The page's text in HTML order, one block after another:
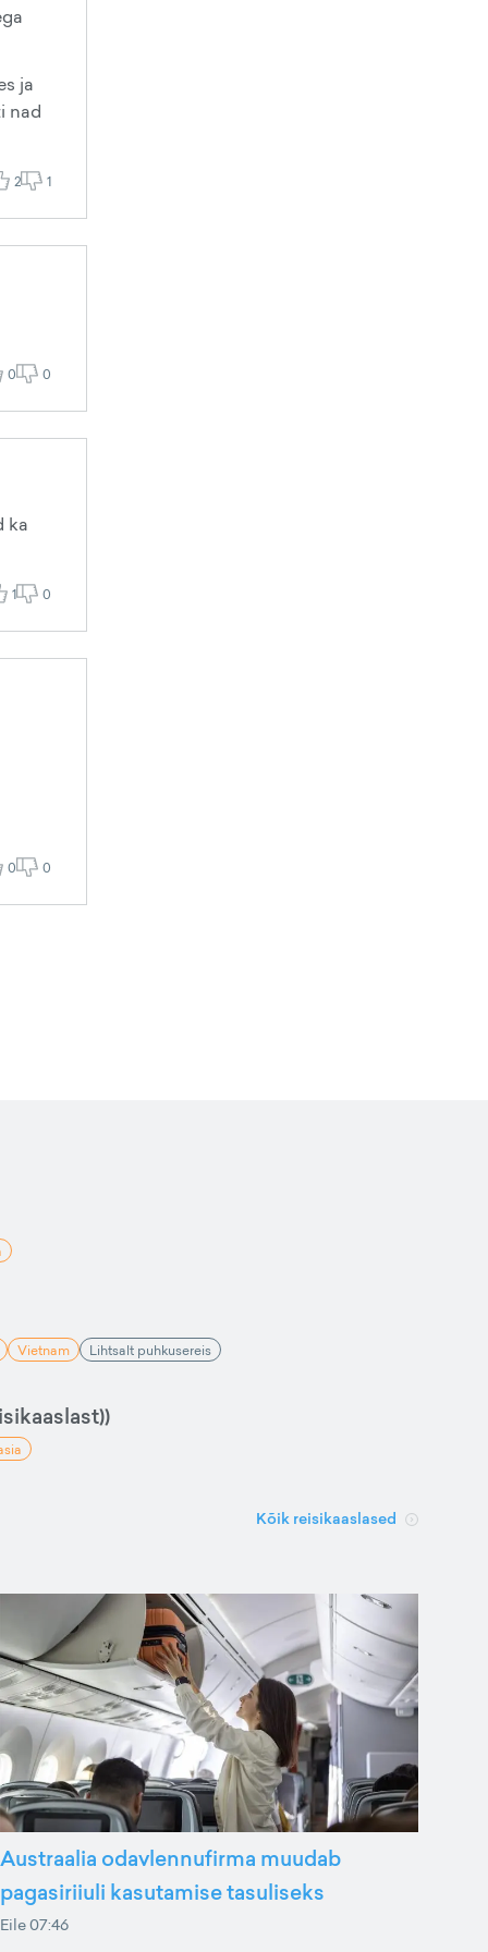
ja
nad
2 1
0 0
ka
1 0
0 0
Vietnam Lihtsalt puhkusereis
Kõik reisikaaslased
Austraalia odavlennufirma muudab
pagasiriiuli kasutamise tasuliseks
Eile 07:46